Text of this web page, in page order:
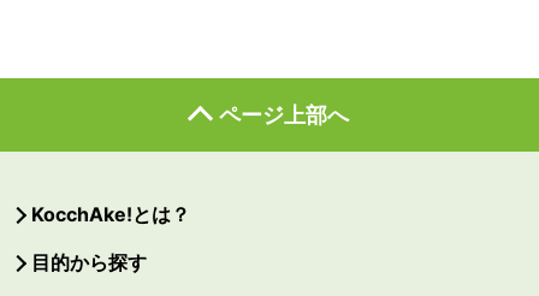
ページ上部へ
KocchAke!とは？
目的から探す